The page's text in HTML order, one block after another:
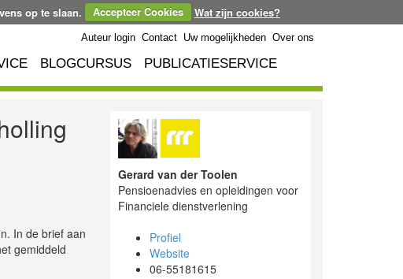
op te slaan. Accepteer Cookies Wat zijn cookies?
Auteur login Contact Uw mogelijkheden Over ons
BLOGCURSUS PUBLICATIESERVICE
In de brief aan
gemiddeld
Gerard van der Toolen
Pensioenadvies en opleidingen voor
Financiele dienstverlening
Profiel
Website
06-55181615